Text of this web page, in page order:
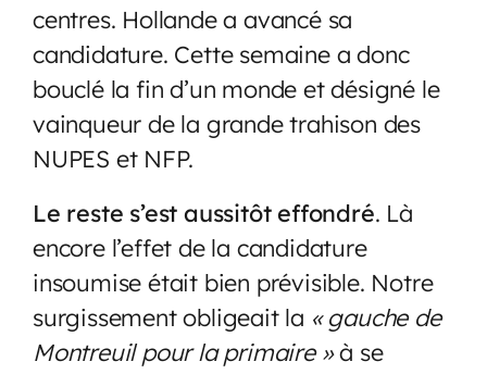
centres. Hollande a avancé sa
candidature. Cette semaine a donc
bouclé la fin d’un monde et désigné le
vainqueur de la grande trahison des
NUPES et NFP.
Le reste s’est aussitôt effondré. Là
encore l’effet de la candidature
insoumise était bien prévisible. Notre
surgissement obligeait la « gauche de
Montreuil pour la primaire »à se